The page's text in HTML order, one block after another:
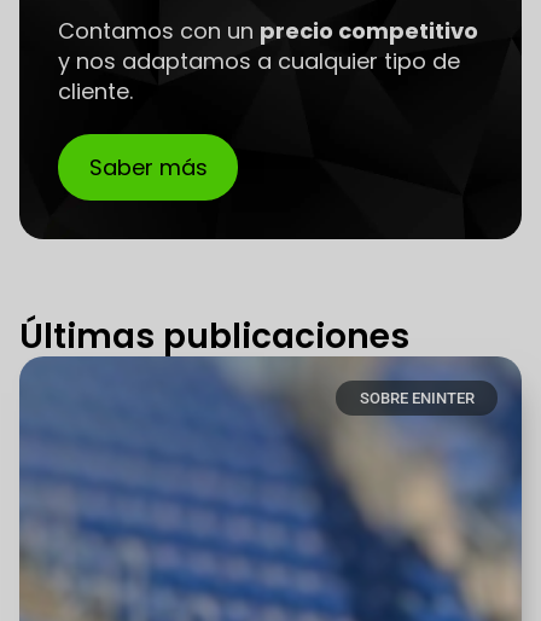
Contamos con un precio competitivo
y nos adaptamos a cualquier tipo de
cliente.
Saber más
Últimas publicaciones
SOBRE ENINTER